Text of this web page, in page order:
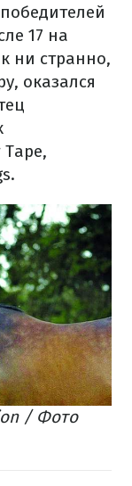
17 на
ни странно,
оказался
/ Фото